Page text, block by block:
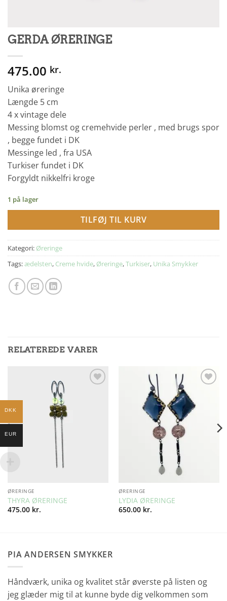
GERDA ØRERINGE
475.00 kr.
Unika øreringe
Længde 5 cm
4 x vintage dele
Messing blomst og cremehvide perler , med brugs spor
, begge fundet i DK
Messinge led , fra USA
Turkiser fundet i DK
Forgyldt nikkelfri kroge
1 på lager
TILFØJ TIL KURV
Kategori: Øreringe
Tags:ædelsten, Creme hvide, Øreringe,Turkiser, Unika Smykker
RELATEREDE VARER
ØRERINGE
THYRA ØRERINGE
475.00 kr.
ØRERINGE
LYDIA ØRERINGE
650.00 kr.
PIA ANDERSEN SMYKKER
Håndværk, unika og kvalitet står øverste på listen og
jeg glæder mig til at kunne byde dig velkommen som
DKK
EUR